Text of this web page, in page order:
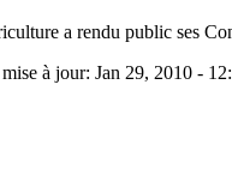
a rendu public ses
à jour: Jan 29, 2010 -